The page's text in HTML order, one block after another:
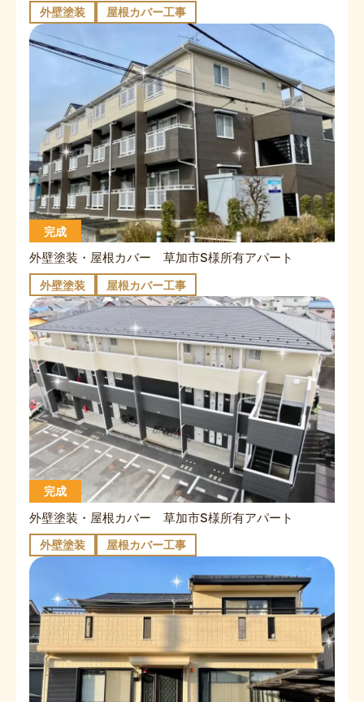
外壁塗装 屋根カバー工事
完成
外壁塗装・屋根カバー 草加市S様所有アパート
外壁塗装 屋根カバー工事
完成
外壁塗装・屋根カバー 草加市S様所有アパート
外壁塗装 屋根カバー工事